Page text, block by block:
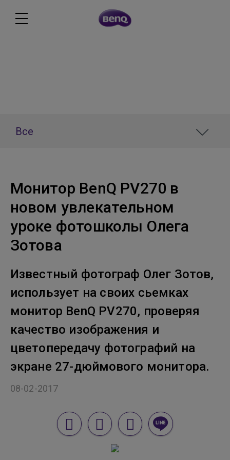
Все
Монитор BenQ PV270 в
новом увлекательном
уроке фотошколы Олега
Зотова
Известный фотограф Олег Зотов,
использует на своих сьемках
монитор BenQ PV270, проверяя
качество изображения и
цветопередачу фотографий на
экране 27-дюймового монитора.
08-02-2017